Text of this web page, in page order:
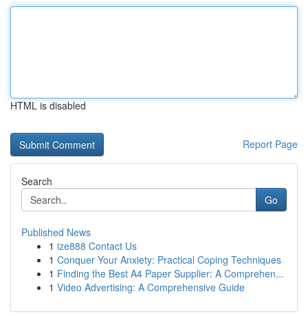
HTML is disabled
Report Page
Search
Go
Published News
1 ize888 Contact Us
1 Conquer Your Anxiety: Practical Coping Techniques
1 Finding the Best A4 Paper Supplier: A Comprehen...
1 Video Advertising: A Comprehensive Guide